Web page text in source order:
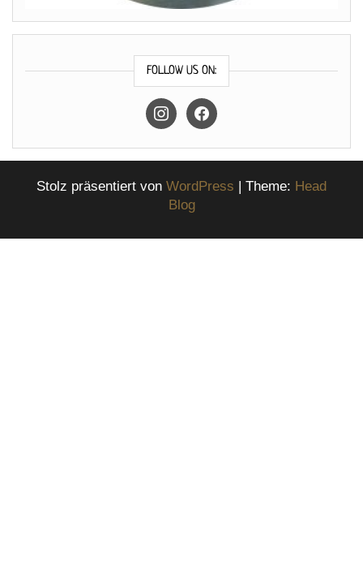
FOLLOW US ON:
instagramfacebook
Stolz präsentiert von WordPress | Theme: Head
Blog